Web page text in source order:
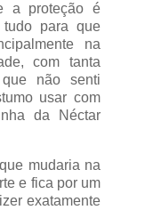
a proteção é
para que
na
com tanta
não senti
usar com
da Néctar
mudaria na
e fica por um
exatamente